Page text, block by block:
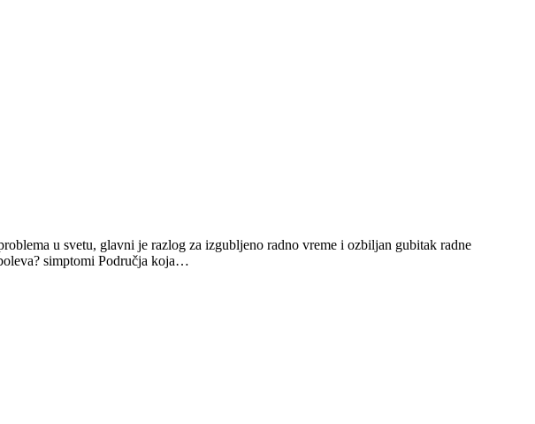
u svetu, glavni je razlog za izgubljeno radno vreme i ozbiljan gubitak radne
simptomi Područja koja…